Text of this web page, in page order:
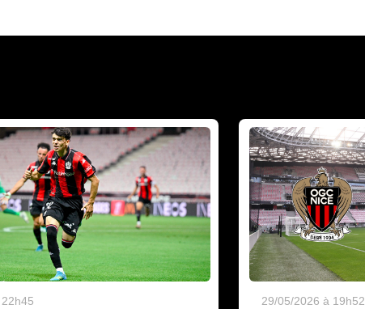
29/05/2026 à 19h52